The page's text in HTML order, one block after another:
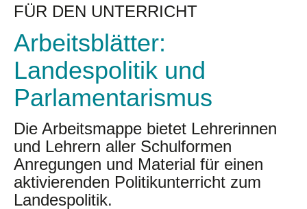
FÜR DEN UNTERRICHT
Arbeitsblätter:
Landespolitik und
Parlamentarismus
Die Arbeitsmappe bietet Lehrerinnen
und Lehrern aller Schulformen
Anregungen und Material für einen
aktivierenden Politikunterricht zum
Landespolitik.